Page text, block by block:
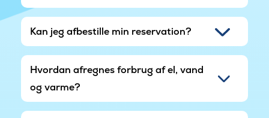
Kan jeg afbestille min reservation?
Hvordan afregnes forbrug af el, vand
og varme?